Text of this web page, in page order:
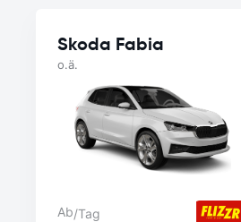
Skoda Fabia
o.ä.
Ab/Tag